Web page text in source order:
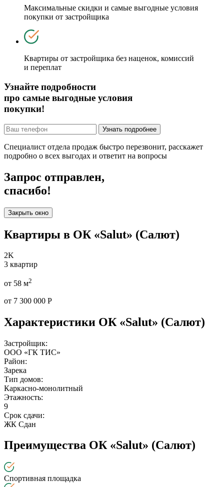
Максимальные скидки и самые выгодные условия
покупки от застройщика
Квартиры от застройщика без наценок, комиссий
и переплат
Узнайте подробности
про самые выгодные условия
покупки!
Узнать подробнее
Специалист отдела продаж быстро перезвонит, расскажет
подробно о всех выгодах и ответит на вопросы
Запрос отправлен,
спасибо!
Закрыть окно
Квартиры в ОК «Salut» (Салют)
2K
3 квартир
от 58 м2
от 7 300 000 Р
Характеристики ОК «Salut» (Салют)
Застройщик:
ООО «ГК ТИС»
Район:
Зарека
Тип домов:
Каркасно-монолитный
Этажность:
9
Срок сдачи:
ЖК Сдан
Преимущества ОК «Salut» (Салют)
Спортивная площадка